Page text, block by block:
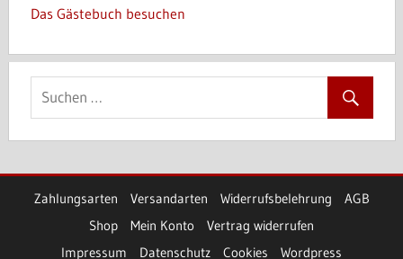
Das Gästebuch besuchen
Zahlungsarten Versandarten Widerrufsbelehrung
AGB
Shop
Mein Konto
Vertrag widerrufen
Impressum
Datenschutz Cookies Wordpress